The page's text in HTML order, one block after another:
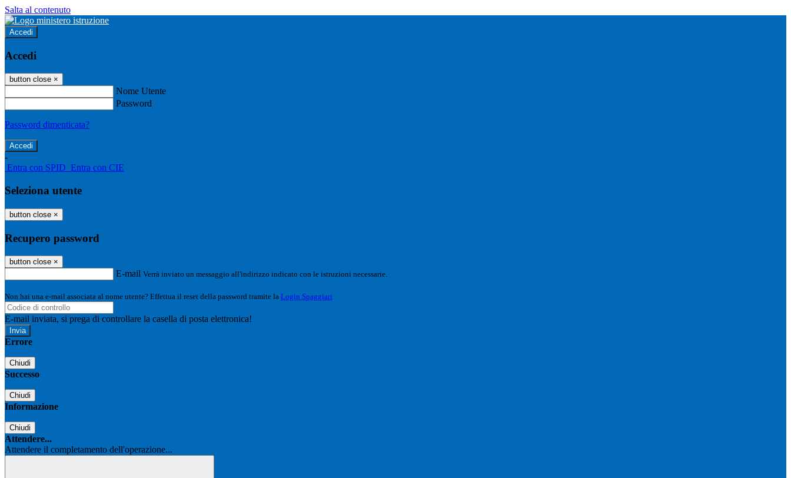
Salta al contenuto
Accedi
Accedi
button close ×
Nome Utente
Password
Password dimenticata?
-
Entra con SPID Entra con CIE
Seleziona utente
button close ×
Recupero password
button close ×
E-mail Verrà inviato un messaggio all'indirizzo indicato con le istruzioni necessarie.
Non hai una e-mail associata al nome utente? Effettua il reset della password tramite la Login Spaggiari
E-mail inviata, si prega di controllare la casella di posta elettronica!
Errore
Chiudi
Successo
Chiudi
Informazione
Chiudi
Attendere...
Attendere il completamento dell'operazione...